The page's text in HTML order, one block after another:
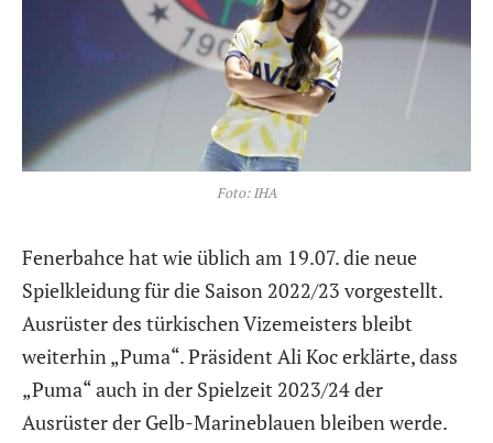
Foto: IHA
Fenerbahce hat wie üblich am 19.07. die neue
Spielkleidung für die Saison 2022/23 vorgestellt.
Ausrüster des türkischen Vizemeisters bleibt
weiterhin „Puma“. Präsident Ali Koc erklärte, dass
„Puma“ auch in der Spielzeit 2023/24 der
Ausrüster der Gelb-Marineblauen bleiben werde.